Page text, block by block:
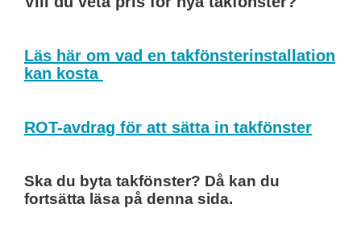
Läs här om vad en takfönsterinstallation
kan kosta
ROT-avdrag för att sätta in takfönster
Ska du byta takfönster? Då kan du
fortsätta läsa på denna sida.